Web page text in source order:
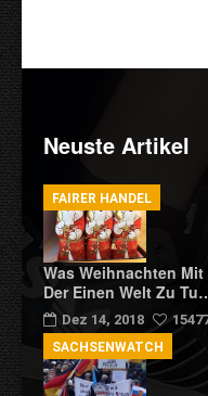
Neuste Artikel
Was Weihnachten Mit
Der Einen Welt Zu
Dez 14, 2018
FAIRER HANDEL
SACHSENWATCH